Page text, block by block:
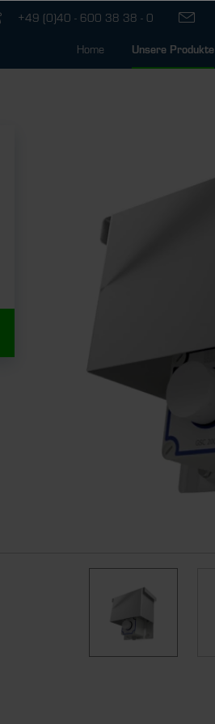
+49 (0)40 - 600 38 38 - 0
Home Unsere Produkte